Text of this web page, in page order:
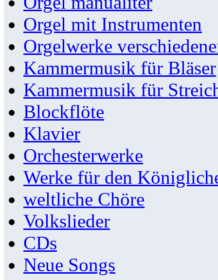
Orgel mit Instrumenten
Orgelwerke
Kammermusik für Bläser
Kammermusik für
Blockflöte
Klavier
Orchesterwerke
Werke für den
weltliche Chöre
Volkslieder
CDs
Neue Songs